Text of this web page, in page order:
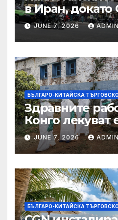
в Иран,
дронове,
JUNE 7, 2026
БЪЛГАРО-КИТАЙСКА
Здравните
Конго лекуват
заплащане,
търси ресурси
JUNE 7, 2026
БЪЛГАРО-КИТАЙСКА